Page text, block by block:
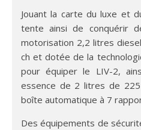
Jouant la carte du luxe et
tente ainsi de conquérir
motorisation 2,2 litres
ch et dotée de la
pour équiper le LIV-2,
essence de 2 litres de
boîte automatique à 7
Des équipements de